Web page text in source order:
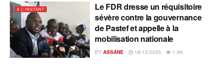
A L'INSTANT
Le FDR dresse un réquisitoire
sévère contre la gouvernance
de Pastef et appelle à la
mobilisation nationale
BY ASSANE 18/12/2025 1.9K